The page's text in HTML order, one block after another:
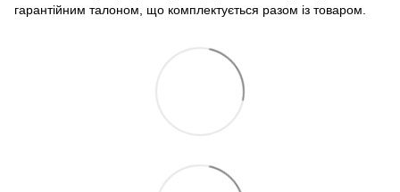
гарантійним талоном, що комплектується разом із товаром.